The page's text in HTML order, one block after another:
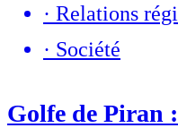
· Relations
· Société
Golfe de Piran